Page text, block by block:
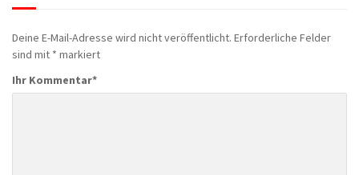
Deine E-Mail-Adresse wird nicht veröffentlicht. Erforderliche Felder
sind mit * markiert
Ihr Kommentar*